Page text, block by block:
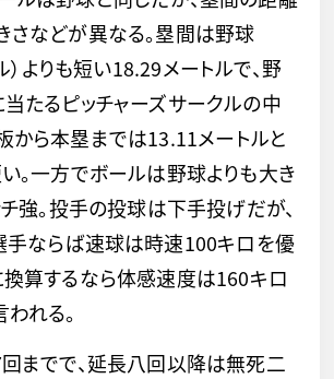
さなどが異なる。塁間は野球
）よりも短い18.29メートルで、野
たるピッチャーズサークルの中
から本塁までは13.11メートルと
。一方でボールは野球よりも大き
強。投手の投球は下手投げだが、
手ならば速球は時速100キロを優
換算するなら体感速度は160キロ
れる。
までで、延長八回以降は無死二